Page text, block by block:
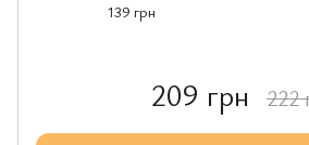
139 грн
209 грн 222